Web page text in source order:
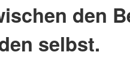
den
selbst.